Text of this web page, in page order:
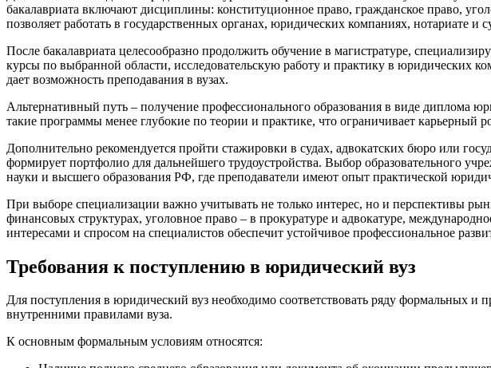
бакалавриата включают дисциплины: конституционное право, гражданское право,
позволяет работать в государственных органах, юридических компаниях, нотариате и
После бакалавриата целесообразно продолжить обучение в магистратуре,
курсы по выбранной области, исследовательскую работу и практику в юридических
дает возможность преподавания в вузах.
Альтернативный путь – получение профессионального образования в виде диплома
такие программы менее глубокие по теории и практике, что ограничивает карьерный
Дополнительно рекомендуется пройти стажировки в судах, адвокатских бюро или
формирует портфолио для дальнейшего трудоустройства. Выбор образовательного
науки и высшего образования РФ, где преподаватели имеют опыт практической
При выборе специализации важно учитывать не только интерес, но и перспективы
финансовых структурах, уголовное право – в прокуратуре и адвокатуре,
интересами и спросом на специалистов обеспечит устойчивое профессиональное
Требования к поступлению в юридический вуз
Для поступления в юридический вуз необходимо соответствовать ряду формальных
внутренними правилами вуза.
К основным формальным условиям относятся: